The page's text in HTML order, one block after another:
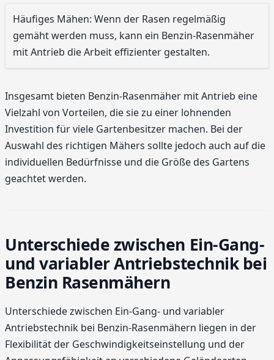
Häufiges Mähen: Wenn der Rasen regelmäßig
gemäht werden muss, kann ein Benzin-Rasenmäher
mit Antrieb die Arbeit effizienter gestalten.
Insgesamt bieten Benzin-Rasenmäher mit Antrieb eine
Vielzahl von Vorteilen, die sie zu einer lohnenden
Investition für viele Gartenbesitzer machen. Bei der
Auswahl des richtigen Mähers sollte jedoch auch auf die
individuellen Bedürfnisse und die Größe des Gartens
geachtet werden.
Unterschiede zwischen Ein-Gang-
und variabler Antriebstechnik bei
Benzin Rasenmähern
Unterschiede zwischen Ein-Gang- und variabler
Antriebstechnik bei Benzin-Rasenmähern liegen in der
Flexibilität der Geschwindigkeitseinstellung und der